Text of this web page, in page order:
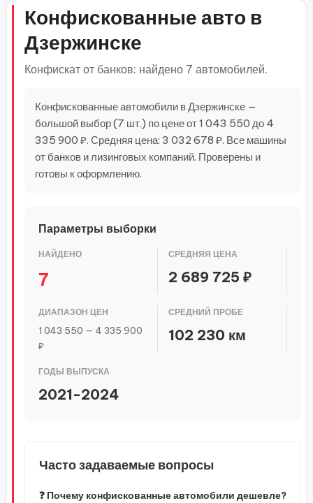
Конфискованные авто в
Дзержинске
Конфискат от банков: найдено 7 автомобилей.
Конфискованные автомобили в Дзержинске —
большой выбор (7 шт.) по цене от 1 043 550 до 4
335 900 ₽. Средняя цена: 3 032 678 ₽. Все машины
от банков и лизинговых компаний. Проверены и
готовы к оформлению.
Параметры выборки
НАЙДЕНО
7
СРЕДНЯЯ ЦЕНА
2 689 725 ₽
ДИАПАЗОН ЦЕН
1 043 550 — 4 335 900
₽
СРЕДНИЙ ПРОБЕ
102 230 км
ГОДЫ ВЫПУСКА
2021-2024
Часто задаваемые вопросы
❓ Почему конфискованные автомобили дешевле?